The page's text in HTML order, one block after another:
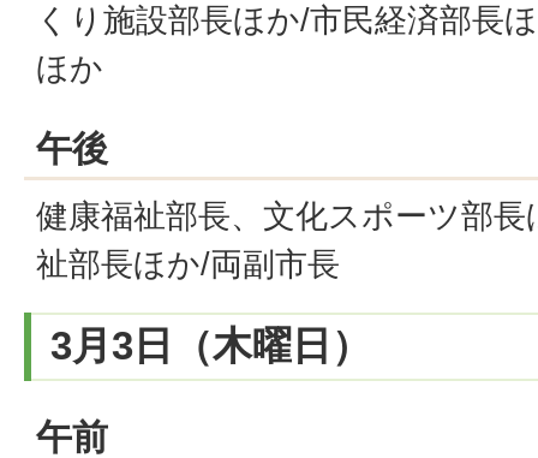
くり施設部長ほか/市民経済部長
ほか
午後
健康福祉部長、文化スポーツ部
祉部長ほか/両副市長
3月3日（木曜日）
午前